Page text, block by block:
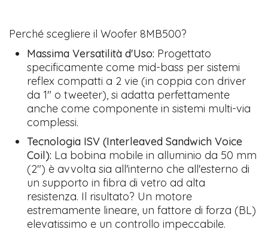
Perché scegliere il Woofer 8MB500?
Massima Versatilità d'Uso: Progettato
specificamente come mid-bass per sistemi
reflex compatti a 2 vie (in coppia con driver
da 1" o tweeter), si adatta perfettamente
anche come componente in sistemi multi-via
complessi.
Tecnologia ISV (Interleaved Sandwich Voice
Coil): La bobina mobile in alluminio da 50 mm
(2") è avvolta sia all'interno che all'esterno di
un supporto in fibra di vetro ad alta
resistenza. Il risultato? Un motore
estremamente lineare, un fattore di forza (BL)
elevatissimo e un controllo impeccabile.